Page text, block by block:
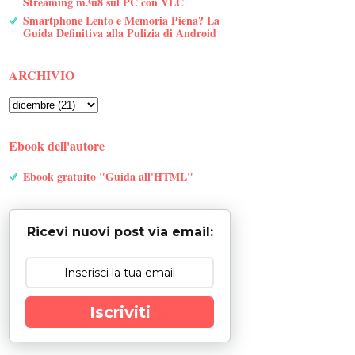
Smartphone Lento e Memoria Piena? La
Guida Definitiva alla Pulizia di Android
ARCHIVIO
Ebook dell'autore
Ebook gratuito "Guida all'HTML"
Ricevi nuovi post via email:
Iscriviti